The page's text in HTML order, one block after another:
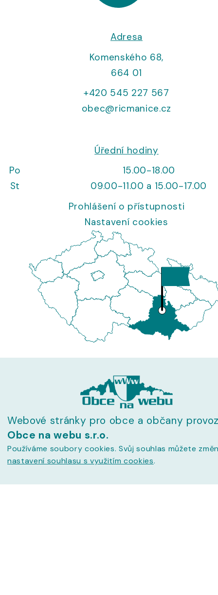
Adresa
Komenského 68,
664 01
+420 545 227 567
obec@ricmanice.cz
Úřední hodiny
Po
15.00-18.00
St
09.00-11.00 a 15.00-17.00
Prohlášení o přístupnosti
Nastavení cookies
Webové stránky pro obce a občany
Obce na webu s.r.o.
Používáme soubory cookies. Svůj souhlas můžete
nastavení souhlasu s využitím cookies.